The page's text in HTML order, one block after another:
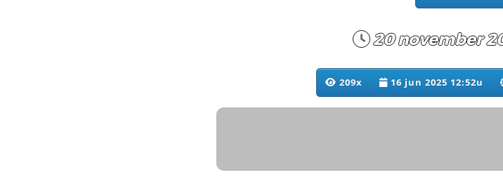
20 november
209x 16 jun 2025 12:52u